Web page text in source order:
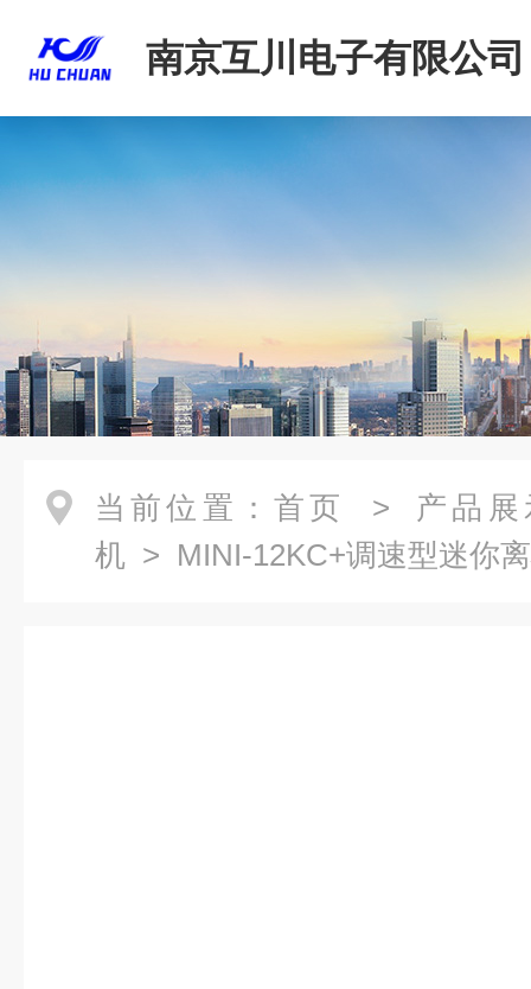
南京互川电子有限公司
当前位置： 首页 > 产品展
机 > MINI-12KC+调速型迷你